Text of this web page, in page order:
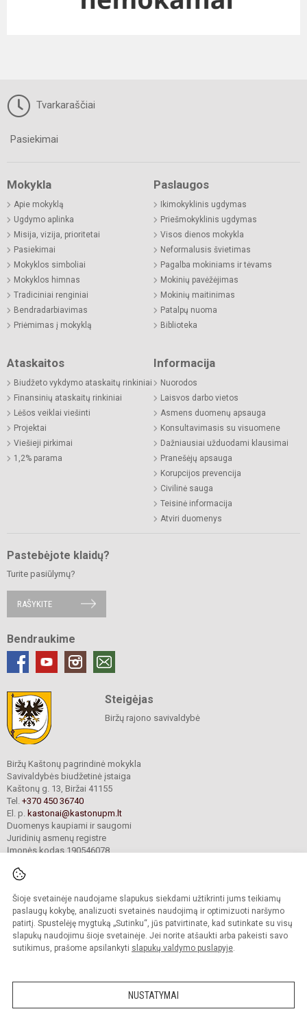
Šioje svetainėje naudojame slapukus siekdami užtikrinti jums teikiamų
paslaugų kokybę, analizuoti svetainės naudojimą ir optimizuoti naršymo
patirtį. Spustelėję mygtuką „Sutinku“, jūs patvirtinate, kad sutinkate su visų
slapukų naudojimu šioje svetainėje. Jei norite atšaukti arba pakeisti savo
sutikimus, prašome apsilankyti slapukų valdymo puslapyje.
NUSTATYMAI
Tvarkaraščiai
Pasiekimai
Mokykla
Apie mokyklą
Ugdymo aplinka
Misija, vizija, prioritetai
Pasiekimai
Mokyklos simboliai
Mokyklos himnas
Tradiciniai renginiai
Bendradarbiavimas
Priėmimas į mokyklą
Paslaugos
Ikimokyklinis ugdymas
Priešmokyklinis ugdymas
Visos dienos mokykla
Neformalusis švietimas
Pagalba mokiniams ir tėvams
Mokinių pavėžėjimas
Mokinių maitinimas
Patalpų nuoma
Biblioteka
Ataskaitos
Biudžeto vykdymo ataskaitų rinkiniai
Finansinių ataskaitų rinkiniai
Lėšos veiklai viešinti
Projektai
Viešieji pirkimai
1,2% parama
Informacija
Nuorodos
Laisvos darbo vietos
Asmens duomenų apsauga
Konsultavimasis su visuomene
Dažniausiai užduodami klausimai
Pranešėjų apsauga
Korupcijos prevencija
Civilinė sauga
Teisinė informacija
Atviri duomenys
Pastebėjote klaidų?
Turite pasiūlymų?
RAŠYKITE
Bendraukime
Steigėjas
Biržų rajono savivaldybė
Biržų Kaštonų pagrindinė mokykla
Savivaldybės biudžetinė įstaiga
Kaštonų g. 13, Biržai 41155
Tel. +370 450 36740
El. p. kastonai@kastonupm.lt
Duomenys kaupiami ir saugomi
Juridinių asmenų registre
Įmonės kodas 190546078
© 2024. Biržų Kaštonų pagrindinė mokykla. Visos teisės saugomos.
Kopijuoti turinį be raštiško įstaigos administracijos sutikimo griežtai draudžiama.
Prieinamumo paraiška Slapukų valdymas
Sumanus būdas atnaujinti